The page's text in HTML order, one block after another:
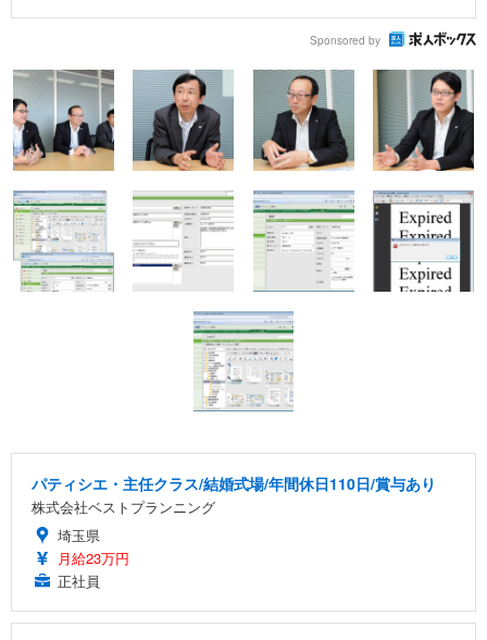
Sponsored by
パティシエ・主任クラス/結婚式場/年間休日110日/賞与あり
株式会社ベストプランニング
埼玉県
月給23万円
正社員